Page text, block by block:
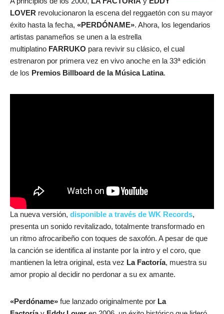
LOVER revolucionaron la escena del reggaetón con su mayor
éxito hasta la fecha, «PERDÓNAME». Ahora, los legendarios
artistas panameños se unen a la estrella
multiplatino FARRUKO para revivir su clásico, el cual
estrenaron por primera vez en vivo anoche en la 33ª edición
de los Premios Billboard de la Música Latina.
La nueva versión, disponible a través de WK Records,
presenta un sonido revitalizado, totalmente transformado en
un ritmo afrocaribeño con toques de saxofón. A pesar de que
la canción se identifica al instante por la intro y el coro, que
mantienen la letra original, esta vez La Factoría, muestra su
amor propio al decidir no perdonar a su ex amante.
«Perdóname» fue lanzado originalmente por La